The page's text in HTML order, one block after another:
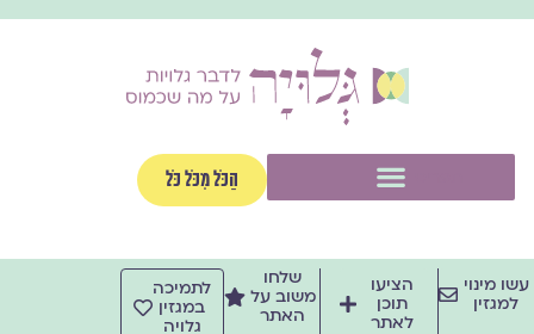
הַכֹּל מִכֹּל כֹּל
עשו מינוי
למגזין
הציעו
תוכן
לאתר
שלחו
משוב על
האתר
לתמיכה
במגזין
גלויה